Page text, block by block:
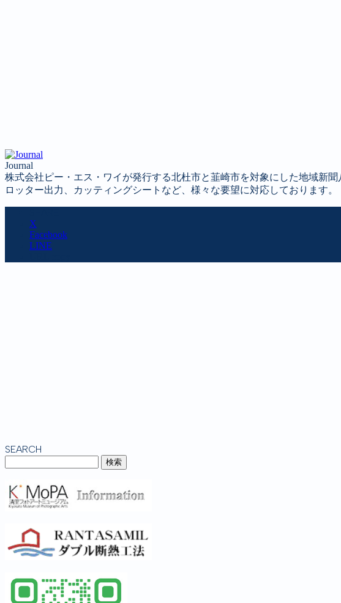
Journal
株式会社ピー・エス・ワイが発行する北杜市と韮崎市を対象にした地域新
ロッター出力、カッティングシートなど、様々な要望に対応しております。
X
Facebook
LINE
SEARCH